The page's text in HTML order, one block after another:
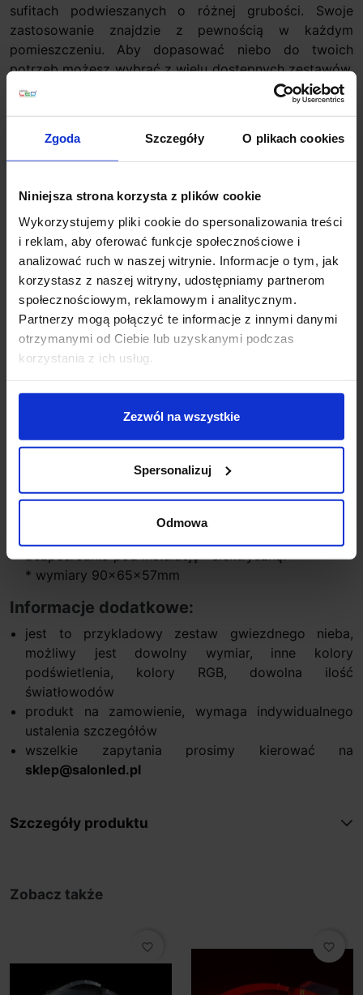
Zgoda Szczegóły O plikach cookies
Niniejsza strona korzysta z plików cookie
Wykorzystujemy pliki cookie do spersonalizowania treści
i reklam, aby oferować funkcje społecznościowe i
analizować ruch w naszej witrynie. Informacje o tym, jak
korzystasz z naszej witryny, udostępniamy partnerom
społecznościowym, reklamowym i analitycznym.
Partnerzy mogą połączyć te informacje z innymi danymi
otrzymanymi od Ciebie lub uzyskanymi podczas
korzystania z ich usług.
Zezwól na wszystkie
Spersonalizuj
Odmowa
sufitach podwieszanych o różnej grubości. Swoje
zastosowanie znajdzie z pewnością w każdym
pomieszczeniu. Aby dopasować niebo do twoich
potrzeb możesz wybrać z wielu dostępnych zestawów.
Każdy zestaw daje możliwość ułożenia dowolnej
konstelacji gwiazd. To od państwa pomysłu zależy
światłowody w suficie!
Liczba światłowodów: 150 szt.
Średnica światłowodu: 0,75mm
Długość światłowodów: 50 szt. 1,5m + 50szt. 1m +
50 szt. 0,5m
Powierzchnia montażowa: 3-4 m2
Barwa światła: kolorowa
Producent: Soled
Pilot: na podczerwień
Generator światła: Oparty na 3W diodzie LED RGB
12 kolorów- sterowanie jasnością, ustawianie
dowolnego koloru, sekwencji zmian- sterowanie
* nie wydziela ciepła
* na przewodzie zasilającym posiada wtyczkę
(podłączenie pod 230V).
bezpośrednio pod instalację elektryczną.
* wymiary 90x65x57mm
Informacje dodatkowe:
jest to przykladowy zestaw gwiezdnego nieba,
możliwy jest dowolny wymiar, inne kolory
podświetlenia, kolory RGB, dowolna ilość
światłowodów
produkt na zamowienie, wymaga indywidualnego
ustalenia szczegółów
wszelkie zapytania prosimy kierować na
sklep@salonled.pl
Szczegóły produktu
Zobacz także
favorite_border favorite_border